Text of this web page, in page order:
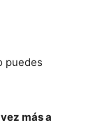
puedes
más a